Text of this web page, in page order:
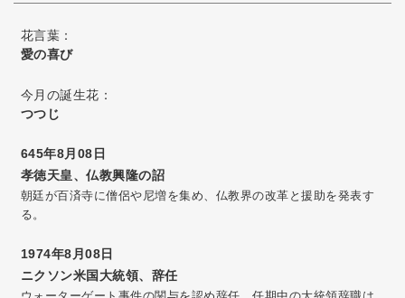
花言葉：
愛の喜び
今月の誕生花：
つつじ
645年8月08日
孝徳天皇、仏教興隆の詔
朝廷が百済寺に僧侶や尼増を集め、仏教界の改革と援助を発表す
る。
1974年8月08日
ニクソン米国大統領、辞任